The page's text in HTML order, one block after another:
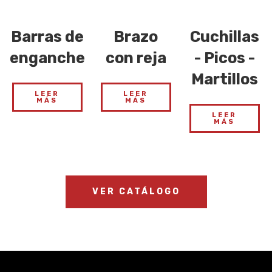
Barras de
enganche
LEER
MÁS
Brazo
con reja
LEER
MÁS
Cuchillas
- Picos -
Martillos
LEER
MÁS
VER CATÁLOGO